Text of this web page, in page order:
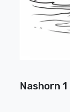
Nashorn 1